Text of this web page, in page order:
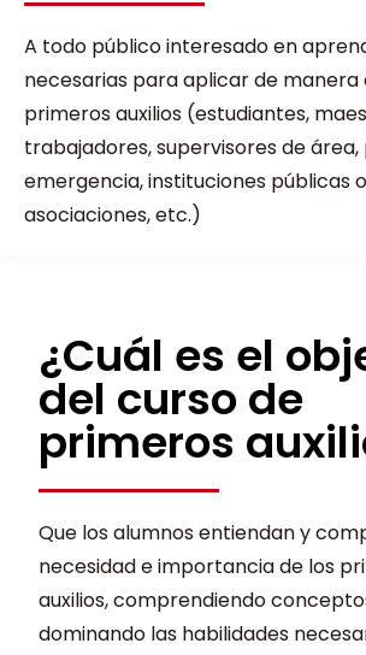
A todo público interesado en
necesarias para aplicar de
primeros auxilios (estudiantes,
trabajadores, supervisores de
emergencia, instituciones públicas
asociaciones, etc.)
¿Cuál es el
del curso de
primeros
Que los alumnos entiendan y
necesidad e importancia de los
auxilios, comprendiendo
dominando las habilidades